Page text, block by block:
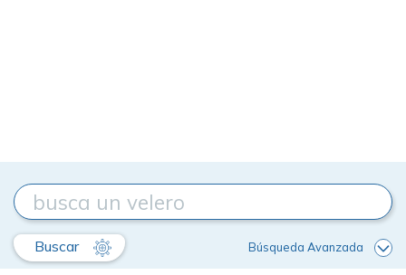
Buscar Búsqueda Avanzada